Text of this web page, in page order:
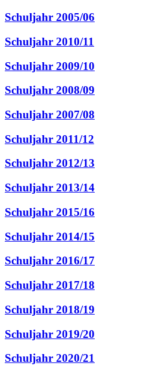
Schuljahr 2005/06
Schuljahr 2010/11
Schuljahr 2009/10
Schuljahr 2008/09
Schuljahr 2007/08
Schuljahr 2011/12
Schuljahr 2012/13
Schuljahr 2013/14
Schuljahr 2015/16
Schuljahr 2014/15
Schuljahr 2016/17
Schuljahr 2017/18
Schuljahr 2018/19
Schuljahr 2019/20
Schuljahr 2020/21